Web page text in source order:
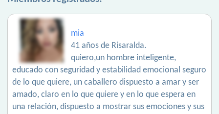
mia
41 años de Risaralda.
quiero,un hombre inteligente,
educado con seguridad y estabilidad emocional seguro
de lo que quiere, un caballero dispuesto a amar y ser
amado, claro en lo que quiere y en lo que espera en
una relación, dispuesto a mostrar sus emociones y sus